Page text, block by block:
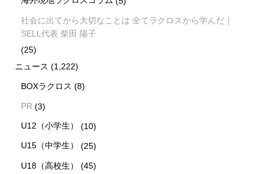
社会に出てから大切なことは 全てラクロスから学んだ｜
SELL代表 柴田 陽子
(25)
ニュース (1,222)
BOXラクロス (8)
PR (3)
U12（小学生） (10)
U15（中学生） (25)
U18（高校生） (45)